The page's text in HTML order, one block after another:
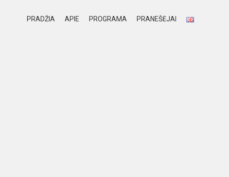
PRADŽIA APIE PROGRAMA PRANEŠĖJAI